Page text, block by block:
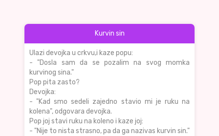
Kurvin sin
Ulazi devojka u crkvu,i kaze popu:
- "Dosla sam da se pozalim na svog momka
kurvinog sina."
Pop pita zasto?
Devojka:
- "Kad smo sedeli zajedno stavio mi je ruku na
kolena", odgovara devojka.
Pop joj stavi ruku na koleno i kaze joj:
- "Nije to nista strasno, pa da ga nazivas kurvin sin."